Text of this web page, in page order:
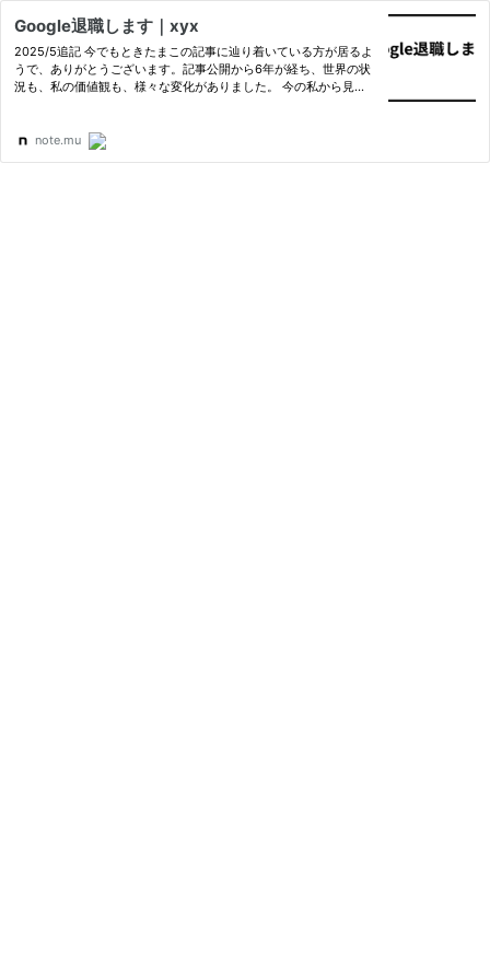
Google退職します｜xyx
2025/5追記 今でもときたまこの記事に辿り着いている方が居るよ
うで、ありがとうございます。記事公開から6年が経ち、世界の状
況も、私の価値観も、様々な変化がありました。 今の私から見
いう職…
note.mu